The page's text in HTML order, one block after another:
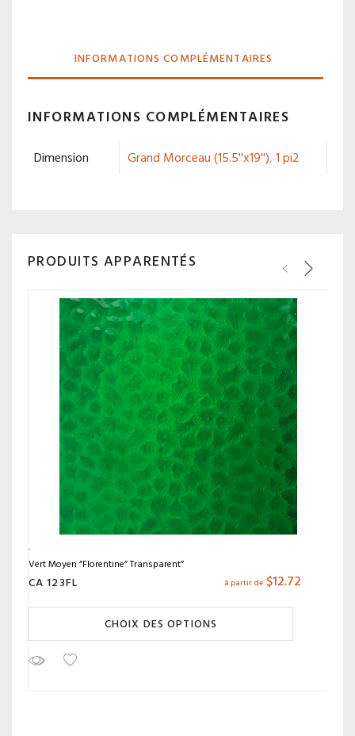
INFORMATIONS COMPLÉMENTAIRES
INFORMATIONS COMPLÉMENTAIRES
Dimension Grand Morceau (15.5''x19''),1 pi2
PRODUITS APPARENTÉS
Vert Moyen ”Florentine” Transparent”
CA 123FL à partir de $12.72
CHOIX DES OPTIONS